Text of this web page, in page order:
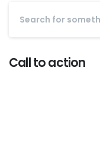
Call to action